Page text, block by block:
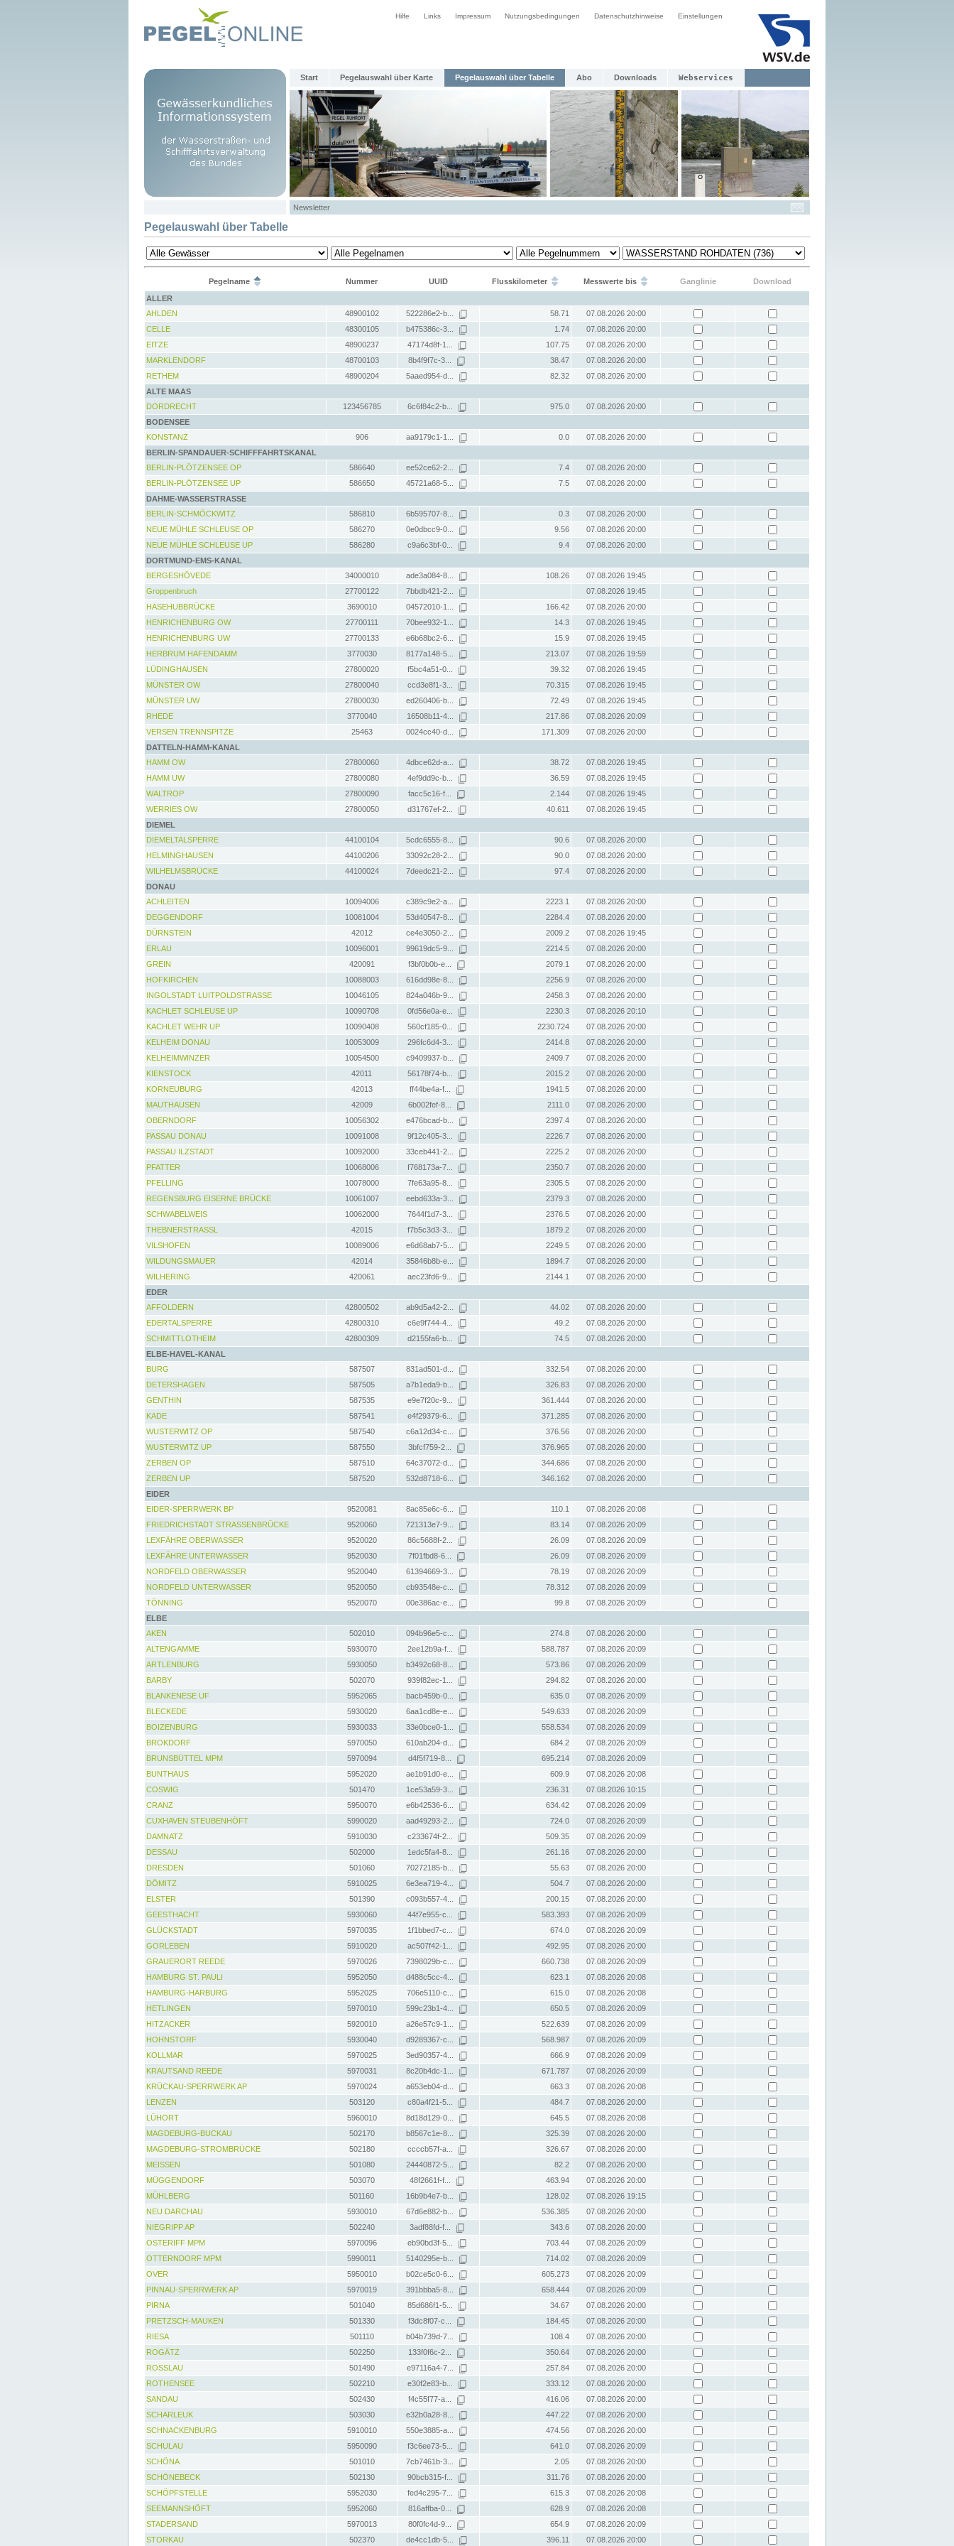
Hilfe Links Impressum Nutzungsbedingungen Datenschutzhinweise Einstellungen
Start Pegelauswahl über Karte Pegelauswahl über Tabelle Abo Downloads Webservices
Newsletter
Pegelauswahl über Tabelle
Pegelname Nummer UUID Flusskilometer Messwerte bis Ganglinie
Download
ALLER
AHLDEN
48900102 522286e2-b... 58.71
07.08.2026 20:00
CELLE
48300105 b475386c-3... 1.74
07.08.2026 20:00
EITZE
48900237 47174d8f-1... 107.75
07.08.2026 20:00
MARKLENDORF
48700103 8b4f9f7c-3... 38.47
07.08.2026 20:00
RETHEM
48900204 5aaed954-d... 82.32
07.08.2026 20:00
ALTE MAAS
DORDRECHT
123456785 6c6f84c2-b... 975.0
07.08.2026 20:00
BODENSEE
KONSTANZ
906 aa9179c1-1... 0.0
07.08.2026 20:00
BERLIN-SPANDAUER-SCHIFFFAHRTSKANAL
BERLIN-PLÖTZENSEE OP
586640 ee52ce62-2... 7.4
07.08.2026 20:00
BERLIN-PLÖTZENSEE UP
586650 45721a68-5... 7.5
07.08.2026 20:00
DAHME-WASSERSTRASSE
BERLIN-SCHMÖCKWITZ
586810 6b595707-8... 0.3
07.08.2026 20:00
NEUE MÜHLE SCHLEUSE OP
586270 0e0dbcc9-0... 9.56
07.08.2026 20:00
NEUE MÜHLE SCHLEUSE UP
586280 c9a6c3bf-0... 9.4
07.08.2026 20:00
DORTMUND-EMS-KANAL
BERGESHÖVEDE
34000010 ade3a084-8... 108.26
07.08.2026 19:45
Groppenbruch
27700122 7bbdb421-2...
07.08.2026 19:45
HASEHUBBRÜCKE
3690010 04572010-1... 166.42
07.08.2026 20:00
HENRICHENBURG OW
27700111 70bee932-1... 14.3
07.08.2026 19:45
HENRICHENBURG UW
27700133 e6b68bc2-6... 15.9
07.08.2026 19:45
HERBRUM HAFENDAMM
3770030 8177a148-5... 213.07
07.08.2026 19:59
LÜDINGHAUSEN
27800020 f5bc4a51-0... 39.32
07.08.2026 19:45
MÜNSTER OW
27800040 ccd3e8f1-3... 70.315
07.08.2026 19:45
MÜNSTER UW
27800030 ed260406-b... 72.49
07.08.2026 19:45
RHEDE
3770040 16508b11-4... 217.86
07.08.2026 20:09
VERSEN TRENNSPITZE
25463 0024cc40-d... 171.309
07.08.2026 20:00
DATTELN-HAMM-KANAL
HAMM OW
27800060 4dbce62d-a... 38.72
07.08.2026 19:45
HAMM UW
27800080 4ef9dd9c-b... 36.59
07.08.2026 19:45
WALTROP
27800090 facc5c16-f... 2.144
07.08.2026 19:45
WERRIES OW
27800050 d31767ef-2... 40.611
07.08.2026 19:45
DIEMEL
DIEMELTALSPERRE
44100104 5cdc6555-8... 90.6
07.08.2026 20:00
HELMINGHAUSEN
44100206 33092c28-2... 90.0
07.08.2026 20:00
WILHELMSBRÜCKE
44100024 7deedc21-2... 97.4
07.08.2026 20:00
DONAU
ACHLEITEN
10094006 c389c9e2-a... 2223.1
07.08.2026 20:00
DEGGENDORF
10081004 53d40547-8... 2284.4
07.08.2026 20:00
DÜRNSTEIN
42012 ce4e3050-2... 2009.2
07.08.2026 19:45
ERLAU
10096001 99619dc5-9... 2214.5
07.08.2026 20:00
GREIN
420091 f3bf0b0b-e... 2079.1
07.08.2026 20:00
HOFKIRCHEN
10088003 616dd98e-8... 2256.9
07.08.2026 20:00
INGOLSTADT LUITPOLDSTRASSE
10046105 824a046b-9... 2458.3
07.08.2026 20:00
KACHLET SCHLEUSE UP
10090708 0fd56e0a-e... 2230.3
07.08.2026 20:10
KACHLET WEHR UP
10090408 560cf185-0... 2230.724
07.08.2026 20:00
KELHEIM DONAU
10053009 296fc6d4-3... 2414.8
07.08.2026 20:00
KELHEIMWINZER
10054500 c9409937-b... 2409.7
07.08.2026 20:00
KIENSTOCK
42011 56178f74-b... 2015.2
07.08.2026 20:00
KORNEUBURG
42013 ff44be4a-f... 1941.5
07.08.2026 20:00
MAUTHAUSEN
42009 6b002fef-8... 2111.0
07.08.2026 20:00
OBERNDORF
10056302 e476bcad-b... 2397.4
07.08.2026 20:00
PASSAU DONAU
10091008 9f12c405-3... 2226.7
07.08.2026 20:00
PASSAU ILZSTADT
10092000 33ceb441-2... 2225.2
07.08.2026 20:00
PFATTER
10068006 f768173a-7... 2350.7
07.08.2026 20:00
PFELLING
10078000 7fe63a95-8... 2305.5
07.08.2026 20:00
REGENSBURG EISERNE BRÜCKE
10061007 eebd633a-3... 2379.3
07.08.2026 20:00
SCHWABELWEIS
10062000 7644f1d7-3... 2376.5
07.08.2026 20:00
THEBNERSTRASSL
42015 f7b5c3d3-3... 1879.2
07.08.2026 20:00
VILSHOFEN
10089006 e6d68ab7-5... 2249.5
07.08.2026 20:00
WILDUNGSMAUER
42014 35846b8b-e... 1894.7
07.08.2026 20:00
WILHERING
420061 aec23fd6-9... 2144.1
07.08.2026 20:00
EDER
AFFOLDERN
42800502 ab9d5a42-2... 44.02
07.08.2026 20:00
EDERTALSPERRE
42800310 c6e9f744-4... 49.2
07.08.2026 20:00
SCHMITTLOTHEIM
42800309 d2155fa6-b... 74.5
07.08.2026 20:00
ELBE-HAVEL-KANAL
BURG
587507 831ad501-d... 332.54
07.08.2026 20:00
DETERSHAGEN
587505 a7b1eda9-b... 326.83
07.08.2026 20:00
GENTHIN
587535 e9e7f20c-9... 361.444
07.08.2026 20:00
KADE
587541 e4f29379-6... 371.285
07.08.2026 20:00
WUSTERWITZ OP
587540 c6a12d34-c... 376.56
07.08.2026 20:00
WUSTERWITZ UP
587550 3bfcf759-2... 376.965
07.08.2026 20:00
ZERBEN OP
587510 64c37072-d... 344.686
07.08.2026 20:00
ZERBEN UP
587520 532d8718-6... 346.162
07.08.2026 20:00
EIDER
EIDER-SPERRWERK BP
9520081 8ac85e6c-6... 110.1
07.08.2026 20:08
FRIEDRICHSTADT STRASSENBRÜCKE
9520060 721313e7-9... 83.14
07.08.2026 20:09
LEXFÄHRE OBERWASSER
9520020 86c5688f-2... 26.09
07.08.2026 20:09
LEXFÄHRE UNTERWASSER
9520030 7f01fbd8-6... 26.09
07.08.2026 20:09
NORDFELD OBERWASSER
9520040 61394669-3... 78.19
07.08.2026 20:09
NORDFELD UNTERWASSER
9520050 cb93548e-c... 78.312
07.08.2026 20:09
TÖNNING
9520070 00e386ac-e... 99.8
07.08.2026 20:09
ELBE
AKEN
502010 094b96e5-c... 274.8
07.08.2026 20:00
ALTENGAMME
5930070 2ee12b9a-f... 588.787
07.08.2026 20:09
ARTLENBURG
5930050 b3492c68-8... 573.86
07.08.2026 20:09
BARBY
502070 939f82ec-1... 294.82
07.08.2026 20:00
BLANKENESE UF
5952065 bacb459b-0... 635.0
07.08.2026 20:09
BLECKEDE
5930020 6aa1cd8e-e... 549.633
07.08.2026 20:09
BOIZENBURG
5930033 33e0bce0-1... 558.534
07.08.2026 20:09
BROKDORF
5970050 610ab204-d... 684.2
07.08.2026 20:09
BRUNSBÜTTEL MPM
5970094 d4f5f719-8... 695.214
07.08.2026 20:09
BUNTHAUS
5952020 ae1b91d0-e... 609.9
07.08.2026 20:08
COSWIG
501470 1ce53a59-3... 236.31
07.08.2026 10:15
CRANZ
5950070 e6b42536-6... 634.42
07.08.2026 20:09
CUXHAVEN STEUBENHÖFT
5990020 aad49293-2... 724.0
07.08.2026 20:09
DAMNATZ
5910030 c233674f-2... 509.35
07.08.2026 20:09
DESSAU
502000 1edc5fa4-8... 261.16
07.08.2026 20:00
DRESDEN
501060 70272185-b... 55.63
07.08.2026 20:00
DÖMITZ
5910025 6e3ea719-4... 504.7
07.08.2026 20:00
ELSTER
501390 c093b557-4... 200.15
07.08.2026 20:00
GEESTHACHT
5930060 44f7e955-c... 583.393
07.08.2026 20:09
GLÜCKSTADT
5970035 1f1bbed7-c... 674.0
07.08.2026 20:09
GORLEBEN
5910020 ac507f42-1... 492.95
07.08.2026 20:00
GRAUERORT REEDE
5970026 7398029b-c... 660.738
07.08.2026 20:09
HAMBURG ST. PAULI
5952050 d488c5cc-4... 623.1
07.08.2026 20:08
HAMBURG-HARBURG
5952025 706e5110-c... 615.0
07.08.2026 20:08
HETLINGEN
5970010 599c23b1-4... 650.5
07.08.2026 20:09
HITZACKER
5920010 a26e57c9-1... 522.639
07.08.2026 20:09
HOHNSTORF
5930040 d9289367-c... 568.987
07.08.2026 20:09
KOLLMAR
5970025 3ed90357-4... 666.9
07.08.2026 20:09
KRAUTSAND REEDE
5970031 8c20b4dc-1... 671.787
07.08.2026 20:09
KRÜCKAU-SPERRWERK AP
5970024 a653eb04-d... 663.3
07.08.2026 20:08
LENZEN
503120 c80a4f21-5... 484.7
07.08.2026 20:00
LÜHORT
5960010 8d18d129-0... 645.5
07.08.2026 20:08
MAGDEBURG-BUCKAU
502170 b8567c1e-8... 325.39
07.08.2026 20:00
MAGDEBURG-STROMBRÜCKE
502180 ccccb57f-a... 326.67
07.08.2026 20:00
MEISSEN
501080 24440872-5... 82.2
07.08.2026 20:00
MÜGGENDORF
503070 48f2661f-f... 463.94
07.08.2026 20:00
MÜHLBERG
501160 16b9b4e7-b... 128.02
07.08.2026 19:15
NEU DARCHAU
5930010 67d6e882-b... 536.385
07.08.2026 20:00
NIEGRIPP AP
502240 3adf88fd-f... 343.6
07.08.2026 20:00
OSTERIFF MPM
5970096 eb90bd3f-5... 703.44
07.08.2026 20:09
OTTERNDORF MPM
5990011 5140295e-b... 714.02
07.08.2026 20:09
OVER
5950010 b02ce5c0-6... 605.273
07.08.2026 20:09
PINNAU-SPERRWERK AP
5970019 391bbba5-8... 658.444
07.08.2026 20:09
PIRNA
501040 85d686f1-5... 34.67
07.08.2026 20:00
PRETZSCH-MAUKEN
501330 f3dc8f07-c... 184.45
07.08.2026 20:00
RIESA
501110 b04b739d-7... 108.4
07.08.2026 20:00
ROGÄTZ
502250 133f0f6c-2... 350.64
07.08.2026 20:00
ROSSLAU
501490 e97116a4-7... 257.84
07.08.2026 20:00
ROTHENSEE
502210 e30f2e83-b... 333.12
07.08.2026 20:00
SANDAU
502430 f4c55f77-a... 416.06
07.08.2026 20:00
SCHARLEUK
503030 e32b0a28-8... 447.22
07.08.2026 20:00
SCHNACKENBURG
5910010 550e3885-a... 474.56
07.08.2026 20:00
SCHULAU
5950090 f3c6ee73-5... 641.0
07.08.2026 20:09
SCHÖNA
501010 7cb7461b-3... 2.05
07.08.2026 20:00
SCHÖNEBECK
502130 90bcb315-f... 311.76
07.08.2026 20:00
SCHÖPFSTELLE
5952030 fed4c295-7... 615.3
07.08.2026 20:08
SEEMANNSHÖFT
5952060 816affba-0... 628.9
07.08.2026 20:08
STADERSAND
5970013 80f0fc4d-9... 654.9
07.08.2026 20:09
STORKAU
502370 de4cc1db-5... 396.11 07.08.2026 20:00